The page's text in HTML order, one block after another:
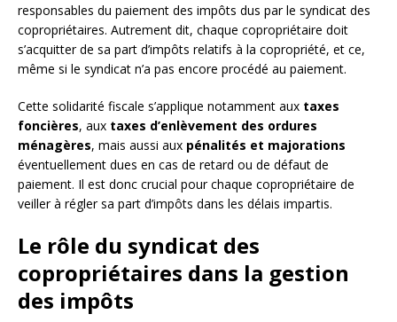
responsables du paiement des impôts dus par le syndicat des
copropriétaires. Autrement dit, chaque copropriétaire doit
s’acquitter de sa part d’impôts relatifs à la copropriété, et ce,
même si le syndicat n’a pas encore procédé au paiement.
Cette solidarité fiscale s’applique notamment aux taxes
foncières, aux taxes d’enlèvement des ordures
ménagères, mais aussi aux pénalités et majorations
éventuellement dues en cas de retard ou de défaut de
paiement. Il est donc crucial pour chaque copropriétaire de
veiller à régler sa part d’impôts dans les délais impartis.
Le rôle du syndicat des
copropriétaires dans la gestion
des impôts